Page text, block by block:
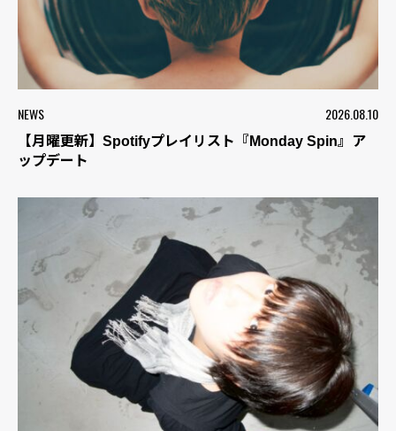
NEWS 2026.08.10
【月曜更新】Spotifyプレイリスト『Monday Spin』ア
ップデート